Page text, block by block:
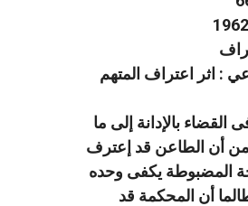
: اثر اعتراف المتهم
القضاء بالإدانة إلى ما
أن الطاعن قد إعترف
المضبوطة يكفى وحده
أن المحكمة قد